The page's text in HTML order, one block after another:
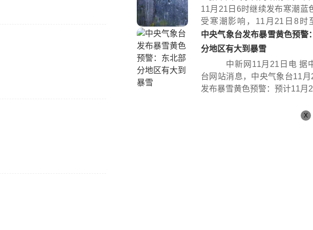
11月21日6时继续发布寒潮蓝
受寒潮影响，11月21日8时
时...
中央气象台发布暴雪黄色预警
分地区有大到暴雪
中新网11月21日电 据
台网站消息，中央气象台11
发布暴雪黄色预警：预计11月
X